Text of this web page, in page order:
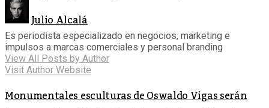
Julio Alcalá
Es periodista especializado en negocios, marketing e
impulsos a marcas comerciales y personal branding
View All Posts by Author
Visit Author Website
Monumentales esculturas de Oswaldo Vigas serán